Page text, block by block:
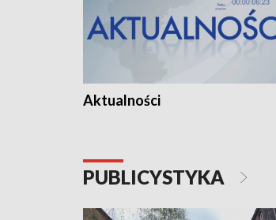
Aktualności
PUBLICYSTYKA